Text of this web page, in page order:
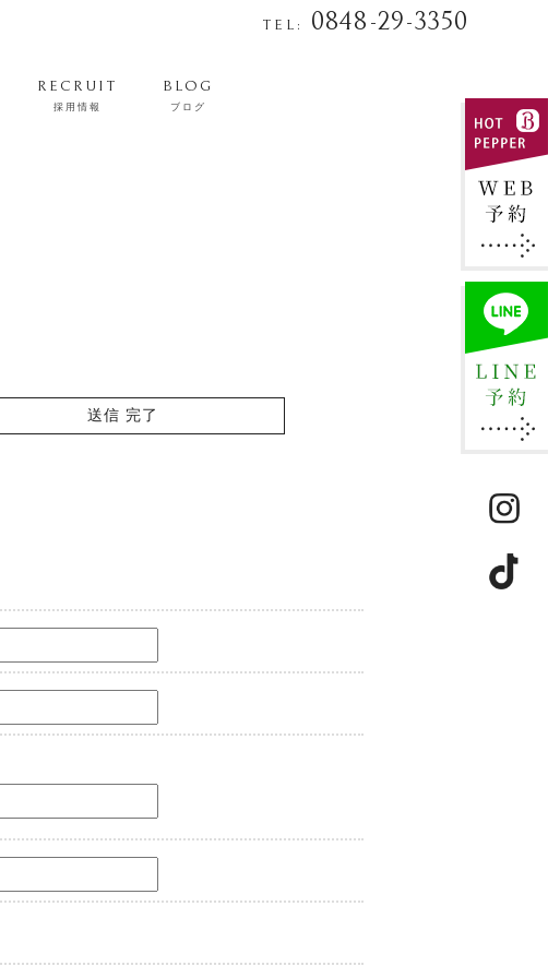
TEL: 0848-29-3350
RECRUIT
採用情報
BLOG
ブログ
送信 完了